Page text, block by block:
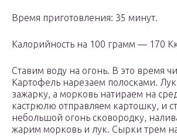
Время приготовления: 35 минут.
Калорийность на 100 грамм — 170
Ставим воду на огонь. В это время
Картофель нарезаем полосками.
зажарку, а морковь натираем на
кастрюлю отправляем картошку, и
небольшой огонь сковородку,
жарим морковь и лук. Сырки трем